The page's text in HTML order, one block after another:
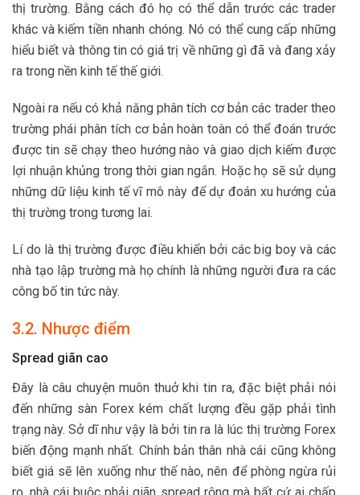
thị trường. Bằng cách đó họ có thể dẫn trước các trader
khác và kiếm tiền nhanh chóng. Nó có thể cung cấp những
hiểu biết và thông tin có giá trị về những gì đã và đang xảy
ra trong nền kinh tế thế giới.
Ngoài ra nếu có khả năng phân tích cơ bản các trader theo
trường phái phân tích cơ bản hoàn toàn có thể đoán trước
được tin sẽ chạy theo hướng nào và giao dịch kiếm được
lợi nhuận khủng trong thời gian ngắn. Hoặc họ sẽ sử dụng
những dữ liệu kinh tế vĩ mô này để dự đoán xu hướng của
thị trường trong tương lai.
Lí do là thị trường được điều khiển bởi các big boy và các
nhà tạo lập trường mà họ chính là những người đưa ra các
công bố tin tức này.
3.2. Nhược điểm
Spread giãn cao
Đây là câu chuyện muôn thuở khi tin ra, đặc biệt phải nói
đến những sàn Forex kém chất lượng đều gặp phải tình
trạng này. Sở dĩ như vậy là bởi tin ra là lúc thị trường Forex
biến động mạnh nhất. Chính bản thân nhà cái cũng không
biết giá sẽ lên xuống như thế nào, nên để phòng ngừa rủi